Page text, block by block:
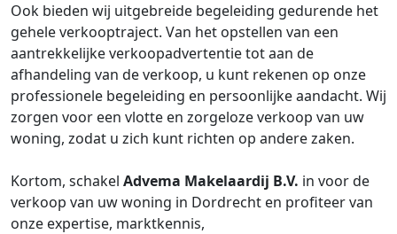
Ook bieden wij uitgebreide begeleiding gedurende het
gehele verkooptraject. Van het opstellen van een
aantrekkelijke verkoopadvertentie tot aan de
afhandeling van de verkoop, u kunt rekenen op onze
professionele begeleiding en persoonlijke aandacht. Wij
zorgen voor een vlotte en zorgeloze verkoop van uw
woning, zodat u zich kunt richten op andere zaken.
Kortom, schakel Advema Makelaardij B.V. in voor de
verkoop van uw woning in Dordrecht en profiteer van
onze expertise, marktkennis,